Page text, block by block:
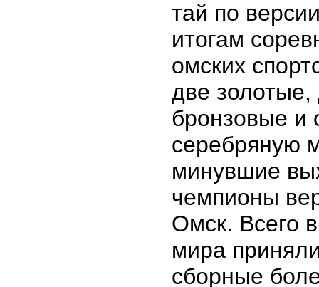
тай по
итогам
омских
две золотые,
бронзовые и
серебряную
минувшие
чемпионы
Омск. Всего
мира
сборные